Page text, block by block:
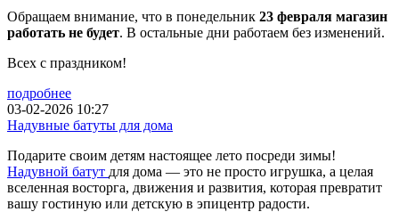
Обращаем внимание, что в понедельник 23 февраля магазин
работать не будет. В остальные дни работаем без изменений.
Всех с праздником!
подробнее
03-02-2026 10:27
Надувные батуты для дома
Подарите своим детям настоящее лето посреди зимы!
Надувной батут для дома — это не просто игрушка, а целая
вселенная восторга, движения и развития, которая превратит
вашу гостиную или детскую в эпицентр радости.